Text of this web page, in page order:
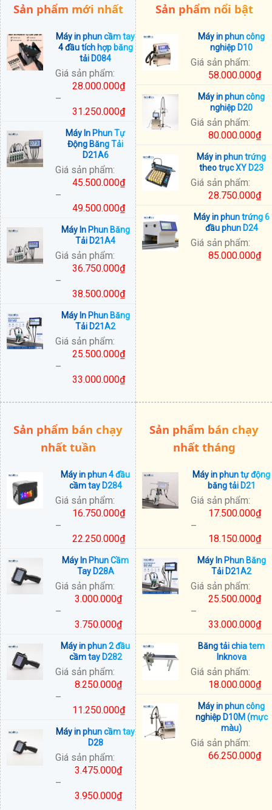
Sản phẩm mới nhất
Máy in phun cầm tay
4 đầu tích hợp băng
tải D084
Giá sản phẩm:
28.000.000₫
–
31.250.000₫
giá:
28.000.000₫
đến
31.250.000₫
Máy In Phun Tự
Động Băng Tải
D21A6
Giá sản phẩm:
45.500.000₫
–
49.500.000₫
giá:
45.500.000₫
49.500.000₫
Máy In Phun Băng
Tải D21A4
Giá sản phẩm:
36.750.000₫
–
38.500.000₫
giá:
36.750.000₫
38.500.000₫
Máy In Phun Băng
Tải D21A2
Giá sản phẩm:
25.500.000₫
–
33.000.000₫
giá:
25.500.000₫
đến
33.000.000₫
Sản phẩm nổi bật
Máy in phun công
nghiệp D10
Giá sản phẩm:
58.000.000₫
Máy in phun công
nghiệp D20
Giá sản phẩm:
80.000.000₫
Máy in phun trứng
theo trục XY D23
Giá sản phẩm:
28.750.000₫
Máy in phun trứng 6
đầu phun D24
Giá sản phẩm:
85.000.000₫
Sản phẩm bán chạy
nhất tuần
Máy in phun 4 đầu
cầm tay D284
Giá sản phẩm:
16.750.000₫
–
22.250.000₫
giá:
16.750.000₫
22.250.000₫
Máy In Phun Cầm
Tay D28A
Giá sản phẩm:
3.000.000₫
–
3.750.000₫
giá:
3.000.000₫
3.750.000₫
Máy in phun 2 đầu
cầm tay D282
Giá sản phẩm:
8.250.000₫
–
11.250.000₫
giá:
8.250.000₫
11.250.000₫
Máy in phun cầm tay
D28
Giá sản phẩm:
3.475.000₫
–
3.950.000₫
Sản phẩm bán chạy
nhất tháng
Máy in phun tự động
băng tải D21
Giá sản phẩm:
17.500.000₫
–
18.150.000₫
giá:
17.500.000₫
18.150.000₫
Máy In Phun Băng
Tải D21A2
Giá sản phẩm:
25.500.000₫
–
33.000.000₫
giá:
25.500.000₫
33.000.000₫
Băng tải chia tem
Inknova
Giá sản phẩm:
18.000.000₫
Máy in phun công
nghiệp D10M (mực
màu)
Giá sản phẩm:
66.250.000₫